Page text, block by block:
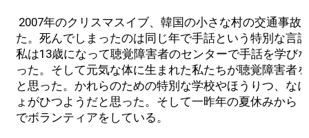
Golf
What’s New
2008 ~ 2024
2007年のクリスマスイブ、韓国の小さな村の交通事故
た。死んでしまったのは同じ年で手話という特別な言
私は13歳になって聴覚障害者のセンターで手話を学び
った。そして元気な体に生まれた私たちが聴覚障害者
と思った。かれらのための特別な学校やほうりつ、な
ょがひつようだと思った。そして一昨年の夏休みから
でボランティアをしている。